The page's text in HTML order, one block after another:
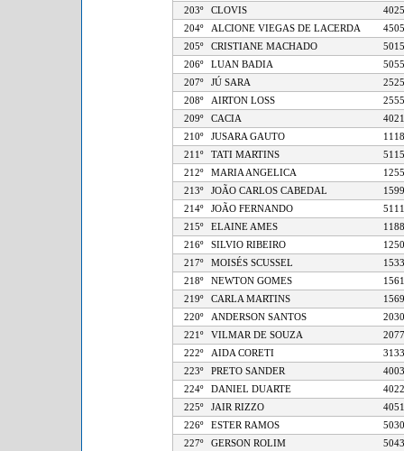
203º
CLOVIS
204º
ALCIONE VIEGAS DE LACERDA
205º
CRISTIANE MACHADO
206º
LUAN BADIA
207º
JÚ SARA
208º
AIRTON LOSS
209º
CACIA
210º
JUSARA GAUTO
211º
TATI MARTINS
212º
MARIA ANGELICA
213º
JOÃO CARLOS CABEDAL
214º
JOÃO FERNANDO
215º
ELAINE AMES
216º
SILVIO RIBEIRO
217º
MOISÉS SCUSSEL
218º
NEWTON GOMES
219º
CARLA MARTINS
220º
ANDERSON SANTOS
221º
VILMAR DE SOUZA
222º
AIDA CORETI
223º
PRETO SANDER
224º
DANIEL DUARTE
225º
JAIR RIZZO
226º
ESTER RAMOS
227º
GERSON ROLIM